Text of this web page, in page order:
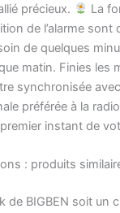
précieux.
La
de l’alarme sont
de quelques
matin. Finies les
synchronisée
préférée à la
instant de
: produits
de BIGBEN soit un